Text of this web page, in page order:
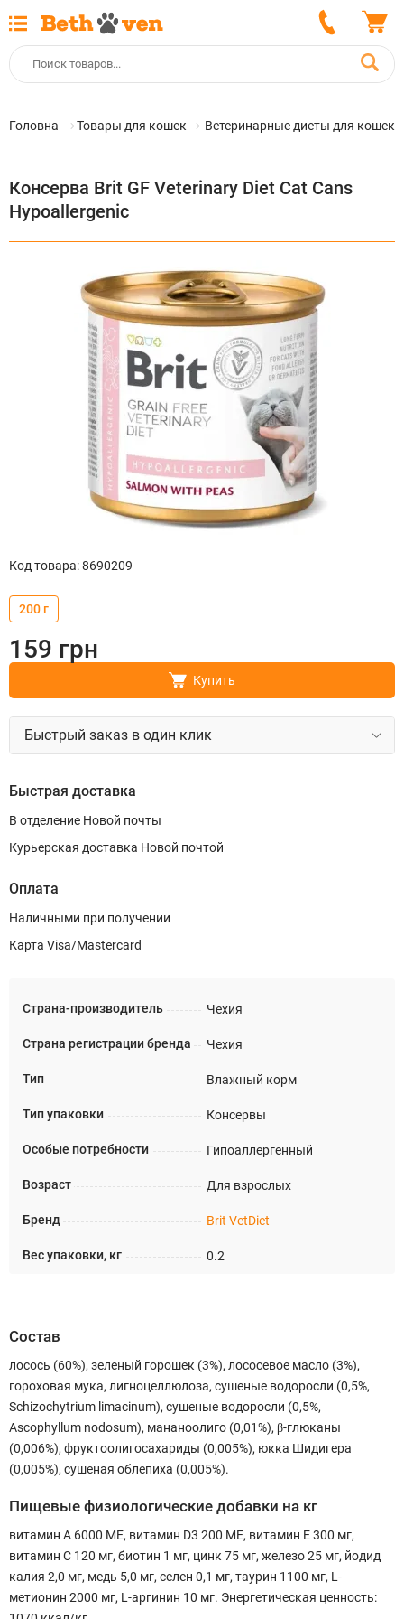
Головна Товары для кошек Ветеринарные диеты для кошек
Консерва Brit GF Veterinary Diet Cat Cans
Hypoallergenic
Код товара:8690209
200 г
159 грн
Купить
Быстрый заказ в один клик
Быстрая доставка
В отделение Новой почты
Курьерская доставка Новой почтой
Оплата
Наличными при получении
Карта Visa/Mastercard
Страна-производитель Чехия
Страна регистрации бренда Чехия
Тип Влажный корм
Тип упаковки Консервы
Особые потребности Гипоаллергенный
Возраст Для взрослых
Бренд Brit VetDiet
Вес упаковки, кг 0.2
Состав
лосось (60%), зеленый горошек (3%), лососевое масло (3%),
гороховая мука, лигноцеллюлоза, сушеные водоросли (0,5%,
Schizochytrium limacinum), сушеные водоросли (0,5%,
Ascophyllum nodosum), мананоолиго (0,01%), β-глюканы
(0,006%), фруктоолигосахариды (0,005%), юкка Шидигера
(0,005%), сушеная облепиха (0,005%).
Пищевые физиологические добавки на кг
витамин А 6000 МЕ, витамин D3 200 МЕ, витамин Е 300 мг,
витамин С 120 мг, биотин 1 мг, цинк 75 мг, железо 25 мг, йодид
калия 2,0 мг, медь 5,0 мг, селен 0,1 мг, таурин 1100 мг, L-
метионин 2000 мг, L-аргинин 10 мг. Энергетическая ценность: